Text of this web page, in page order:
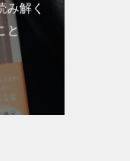
み解く
と